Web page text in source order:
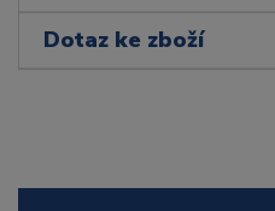
Dotaz ke zboží